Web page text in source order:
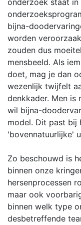
onderzoek staat
bijna-
worden
zouden dus
mensbeeld. Als
doet, mag je dan
wezenlijk twijfelt
denkkader. Men is
wil bijna-
model. Dit past bij
'bovennatuurlijke'
Zo beschouwd is
binnen onze
hersenprocessen
maar ook
binnen welk type
desbetreffende